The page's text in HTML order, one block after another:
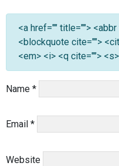
<a href="" title="">
<blockquote cite="">
<em> <i> <q cite="">
Name *
Email *
Website